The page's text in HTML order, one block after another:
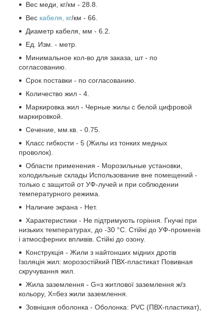
Вес меди, кг/км - 28.8.
Вес кабеля, кг/км - 66.
Диаметр кабеля, мм - 6.2.
Ед. Изм. - метр.
Минимальное кол-во для заказа, шт - по
согласованию.
Срок поставки - по согласованию.
Количество жил - 4.
Маркировка жил - Черные жилы с белой цифровой
маркировкой.
Сечение, мм.кв. - 0.75.
Класс гибкости - 5 (Жилы из тонких медных
проволок).
Области применения - Морозильные установки,
холодильные склады Использование вне помещений -
только с защитой от УФ-лучей и при соблюдении
температурного режима.
Наличие экрана - Нет.
Характеристики - Не підтримують горіння. Гнучкі при
низьких температурах, до -30 °C. Стійкі до УФ-променів
і атмосферних впливів. Стійкі до озону.
Конструкція - Жили з найтонших мідних дротів
Ізоляція жил: морозостійкий ПВХ-пластикат Повивная
скручування жил.
Жила заземлення - G=з житлової заземлення ж/з
кольору, Х=без жили заземлення.
Зовнішня оболонка - Оболонка: PVC (ПВХ-пластикат),